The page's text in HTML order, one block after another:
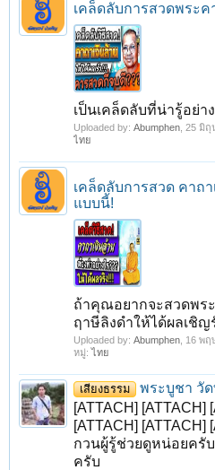
เคล็ดลับการสวดพระค
เป็นเคล็ดลับที่น่ารู้อย่า
Uploaded by: Abumphen 25 มิถุ
ไทย
เคล็ดลับการสวด คาถ
แบบนี้!
ถ้าคุณอยากจะสวดพร
ฤาษีลิงดำให้ได้ผลเชิ
Uploaded by: Abumphen 16 พฤ
หมู่:ไทย
เสียงธรรม
พระบูชา วั
[ATTACH] [ATTACH]
[ATTACH] [ATTACH]
กวนผู้รู้ช่วยดูหน่อยครั
ครับ